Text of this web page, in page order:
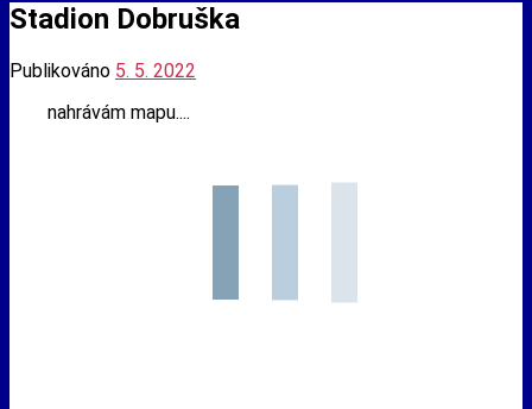
Stadion Dobruška
Publikováno 5. 5. 2022
nahrávám mapu....